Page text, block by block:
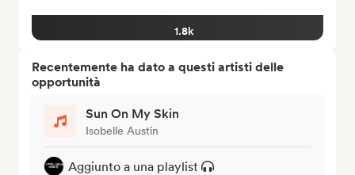
1.8k
Recentemente ha dato a questi artisti delle
opportunità
Sun On My Skin
Isobelle Austin
Aggiunto a una playlist